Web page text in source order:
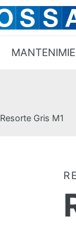
Resorte Gris M1